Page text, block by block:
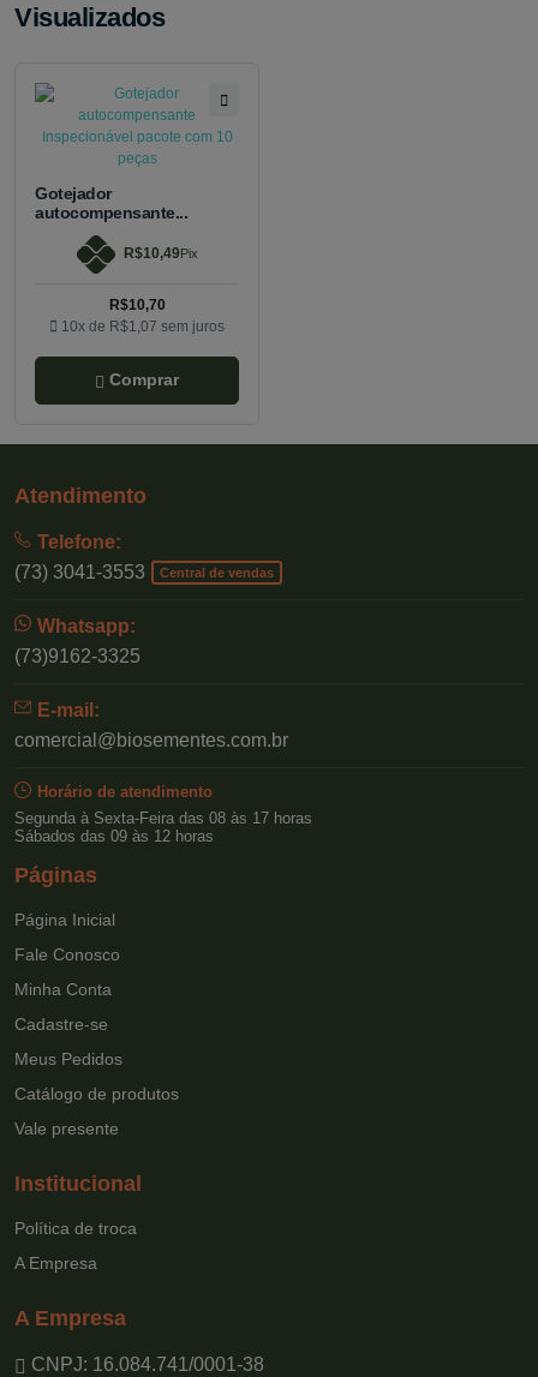
Visualizados
Gotejador
autocompensante...
R$10,49Pix
R$10,70
10x de R$1,07 sem juros
Comprar
Atendimento
Telefone:
(73) 3041-3553
Central de vendas
Whatsapp:
(73)9162-3325
E-mail:
comercial@biosementes.com.br
Horário de atendimento
Segunda à Sexta-Feira das 08 às 17 horas
Sábados das 09 às 12 horas
Páginas
Página Inicial
Fale Conosco
Minha Conta
Cadastre-se
Meus Pedidos
Catálogo de produtos
Vale presente
Institucional
Política de troca
A Empresa
A Empresa
CNPJ: 16.084.741/0001-38